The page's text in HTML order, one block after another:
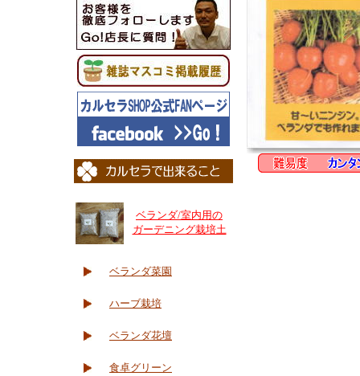
ベランダ/室内用の
ガーデニング栽培土
ベランダ菜園
ハーブ栽培
ベランダ花壇
食卓グリーン